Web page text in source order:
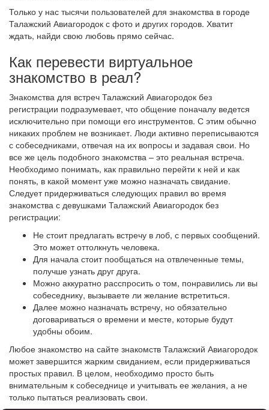
Только у нас тысячи пользователей для знакомства в городе
Талажский Авиагородок с фото и других городов. Хватит
ждать, найди свою любовь прямо сейчас.
Как перевести виртуальное
знакомство в реал?
Знакомства для встреч Талажский Авиагородок без
регистрации подразумевает, что общение поначалу ведется
исключительно при помощи его инструментов. С этим обычно
никаких проблем не возникает. Люди активно переписываются
с собеседниками, отвечая на их вопросы и задавая свои. Но
все же цель подобного знакомства – это реальная встреча.
Необходимо понимать, как правильно перейти к ней и как
понять, в какой момент уже можно назначать свидание.
Следует придерживаться следующих правил во время
знакомства с девушками Талажский Авиагородок без
регистрации:
Не стоит предлагать встречу в лоб, с первых сообщений.
Это может оттолкнуть человека.
Для начала стоит пообщаться на отвлеченные темы,
получше узнать друг друга.
Можно аккуратно расспросить о том, понравились ли вы
собеседнику, вызываете ли желание встретиться.
Далее можно назначать встречу, но обязательно
договариваться о времени и месте, которые будут
удобны обоим.
Любое знакомство на сайте знакомств Талажский Авиагородок
может завершится жарким свиданием, если придерживаться
простых правил. В целом, необходимо просто быть
внимательным к собеседнице и учитывать ее желания, а не
только пытаться реализовать свои.